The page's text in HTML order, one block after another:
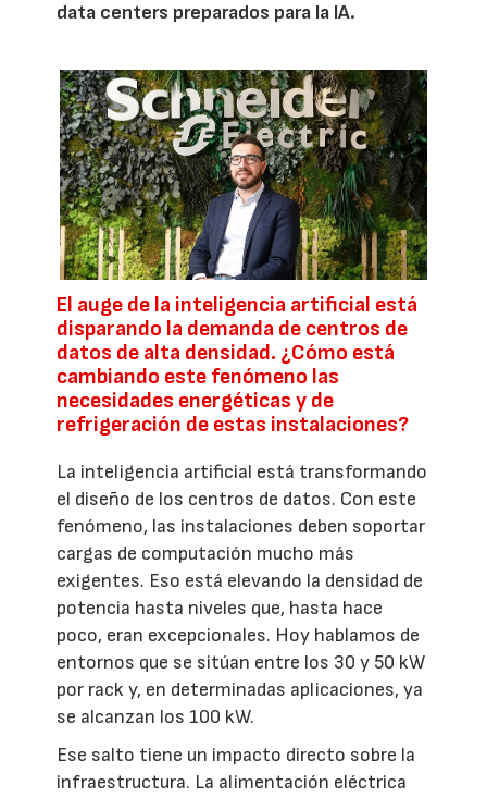
data centers preparados para la IA.
El auge de la inteligencia artificial está
disparando la demanda de centros de
datos de alta densidad. ¿Cómo está
cambiando este fenómeno las
necesidades energéticas y de
refrigeración de estas instalaciones?
La inteligencia artificial está transformando
el diseño de los centros de datos. Con este
fenómeno, las instalaciones deben soportar
cargas de computación mucho más
exigentes. Eso está elevando la densidad de
potencia hasta niveles que, hasta hace
poco, eran excepcionales. Hoy hablamos de
entornos que se sitúan entre los 30 y 50 kW
por rack y, en determinadas aplicaciones, ya
se alcanzan los 100 kW.
Ese salto tiene un impacto directo sobre la
infraestructura. La alimentación eléctrica